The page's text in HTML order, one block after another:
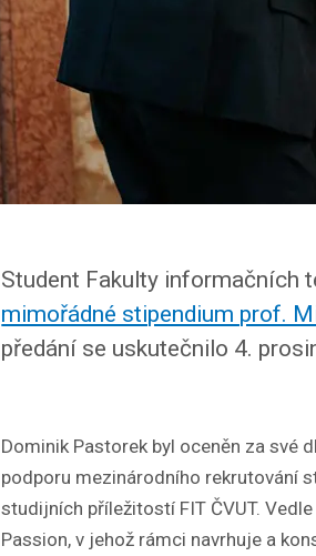
Student Fakulty informačních
mimořádné stipendium prof.
předání se uskutečnilo 4.
Dominik Pastorek byl oceněn za své
podporu mezinárodního rekrutování
studijních příležitostí FIT ČVUT.
Passion, v jehož rámci navrhuje a